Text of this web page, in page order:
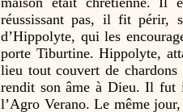
réussissant pas, il fit périr,
d’Hippolyte, qui les
porte Tiburtine. Hippolyte,
lieu tout couvert de
rendit son âme à Dieu. Il fut
l’Agro Verano. Le même